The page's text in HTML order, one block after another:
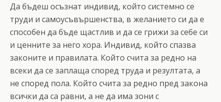
Да бъдеш осъзнат индивид, който системно се
труди и самоусъвършенства, в желанието си да е
способен да бъде щастлив и да се грижи за себе си
и ценните за него хора. Индивид, който спазва
законите и правилата. Който счита за редно на
всеки да се заплаща според труда и резултата, а
не според пола. Който счита за редно пред закона
всички да са равни, а не да има зони с